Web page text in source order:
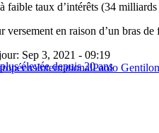
faible taux d’intérêts (34
en raison d’un bras
élevée depuis 20 ans
Sep 3, 2021 - 09:19
InternationalPaolo